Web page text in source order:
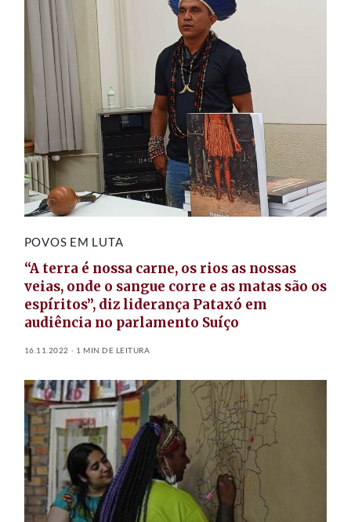
POVOS EM LUTA
“A terra é nossa carne, os rios as nossas
veias, onde o sangue corre e as matas são os
espíritos”, diz liderança Pataxó em
audiência no parlamento Suíço
16.11.2022 1 MIN DE LEITURA